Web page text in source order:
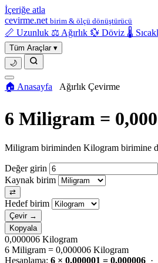
İçeriğe atla
cevirme.net birim & ölçü dönüştürücü
📏 Uzunluk ⚖️ Ağırlık 💱 Döviz 🌡️
Tüm Araçlar ▾
🌙
🏠 Anasayfa Ağırlık Çevirme
6 Miligram =
Miligram biriminden Kilogram birimine
Değer girin
Kaynak birim
⇄
Hedef birim
Çevir →
Kopyala
0,000006 Kilogram
6 Miligram = 0,000006 Kilogram
Hesaplama: 6 × 0,000001 = 0,000006 ·